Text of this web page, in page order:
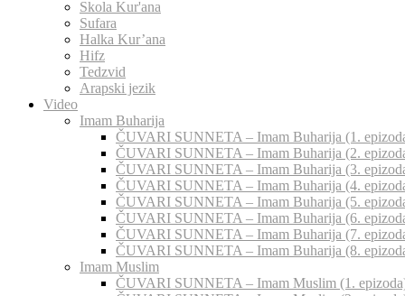
Skola Kur'ana
Sufara
Halka Kur’ana
Hifz
Tedzvid
Arapski jezik
Video
Imam Buharija
ČUVARI SUNNETA – Imam Buharija (1.
ČUVARI SUNNETA – Imam Buharija (2.
ČUVARI SUNNETA – Imam Buharija (3.
ČUVARI SUNNETA – Imam Buharija (4.
ČUVARI SUNNETA – Imam Buharija (5.
ČUVARI SUNNETA – Imam Buharija (6.
ČUVARI SUNNETA – Imam Buharija (7.
ČUVARI SUNNETA – Imam Buharija (8.
Imam Muslim
ČUVARI SUNNETA – Imam Muslim (1.